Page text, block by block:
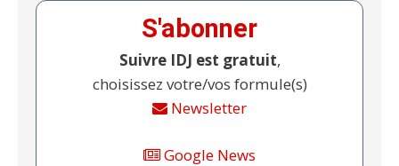
S'abonner
Suivre IDJ est gratuit,
choisissez votre/vos formule(s)
Newsletter
Google News